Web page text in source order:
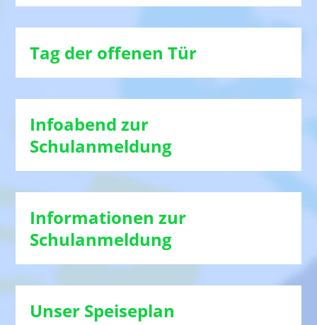
Tag der offenen Tür
Infoabend zur
Schulanmeldung
Informationen zur
Schulanmeldung
Unser Speiseplan